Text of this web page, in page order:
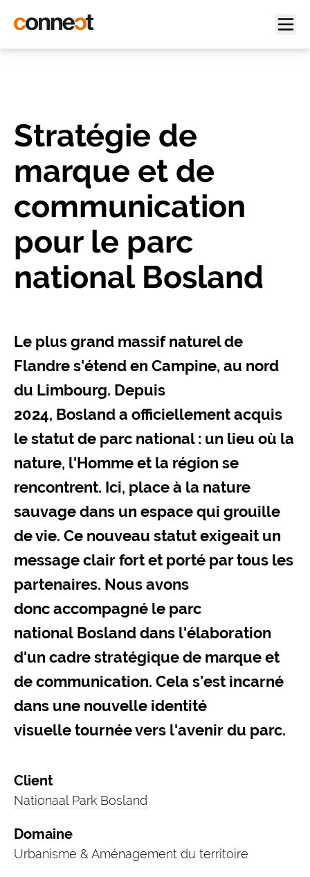
Stratégie de
marque et de
communication
pour le parc
national Bosland
Le plus grand massif naturel de
Flandre s'étend en Campine, au nord
du Limbourg. Depuis
2024, Bosland a officiellement acquis
le statut de parc national : un lieu où la
nature, l'Homme et la région se
rencontrent. Ici, place à la nature
sauvage dans un espace qui grouille
de vie. Ce nouveau statut exigeait un
message clair fort et porté par tous les
partenaires. Nous avons
donc accompagné le parc
national Bosland dans l'élaboration
d'un cadre stratégique de marque et
de communication. Cela s’est incarné
dans une nouvelle identité
visuelle tournée vers l'avenir du parc.
Client
Nationaal Park Bosland
Domaine
Urbanisme & Aménagement du territoire